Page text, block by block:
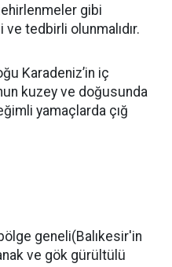
gibi
tedbirli olunmalıdır.
Karadeniz’in iç
kuzey ve doğusunda
yamaçlarda çığ
geneli(Balıkesir'in
ve gök gürültülü